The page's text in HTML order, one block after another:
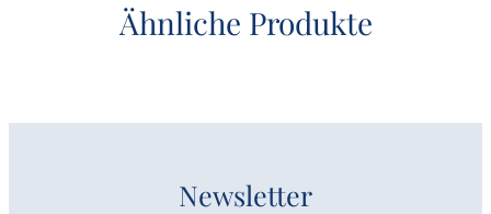
Ähnliche Produkte
Newsletter